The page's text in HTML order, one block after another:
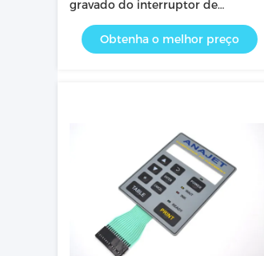
gravado do interruptor de
membrana do diodo emissor de
luz da prova para instrumentos
médicos
Obtenha o melhor preço